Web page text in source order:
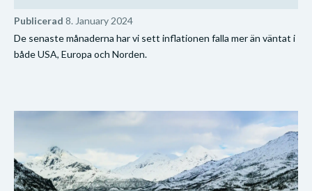
Publicerad 8. January 2024
De senaste månaderna har vi sett inflationen falla mer än väntat i
både USA, Europa och Norden.